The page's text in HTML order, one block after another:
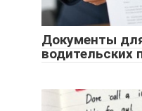
Документы
водительских